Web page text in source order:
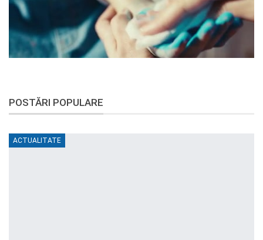
POSTĂRI POPULARE
ACTUALITATE